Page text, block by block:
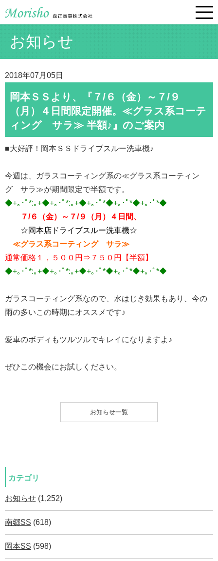
お知らせ
2018年07月05日
岡本ＳＳより、『７/６（金）～７/９
（月）４日間限定開催。≪グラス系コーテ
ィング サラ≫ 半額♪』のご案内
■大好評！岡本ＳＳドライブスルー洗車機♪
今週は、ガラスコーティング系の≪グラス系コーティン
グ サラ≫が期間限定で半額です。
◆+｡･ﾟ*:｡+◆+｡･ﾟ*:｡+◆+｡･ﾟ*◆+｡･ﾟ*◆+｡･ﾟ*◆
７/６（金）～７/９（月）４日間、
☆岡本店ドライブスルー洗車機☆
≪グラス系コーティング サラ≫
通常価格１，５００円⇒７５０円【半額】
◆+｡･ﾟ*:｡+◆+｡･ﾟ*:｡+◆+｡･ﾟ*◆+｡･ﾟ*◆+｡･ﾟ*◆
ガラスコーティング系なので、水はじき効果もあり、今の
雨の多いこの時期にオススメです♪
愛車のボディもツルツルでキレイになりますよ♪
ぜひこの機会にお試しください。
お知らせ一覧
カテゴリ
お知らせ (1,252)
南郷SS (618)
岡本SS (598)